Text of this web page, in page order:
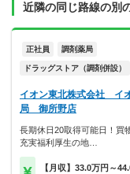
近隣の同じ路線の別
正社員 調剤薬局
ドラッグストア（調剤併設）
イオン東北株式会社 イ
局 御所野店
長期休日20取得可能日！買
充実福利厚生の地…
【月収】33.0万円～